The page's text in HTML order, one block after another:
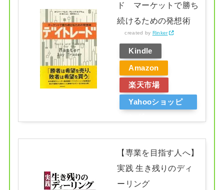
ド マーケットで勝ち
続けるための発想術
created by Rinker
Kindle
Amazon
楽天市場
Yahooショッピ
【専業を目指す人へ】
実践 生き残りのディ
ーリング